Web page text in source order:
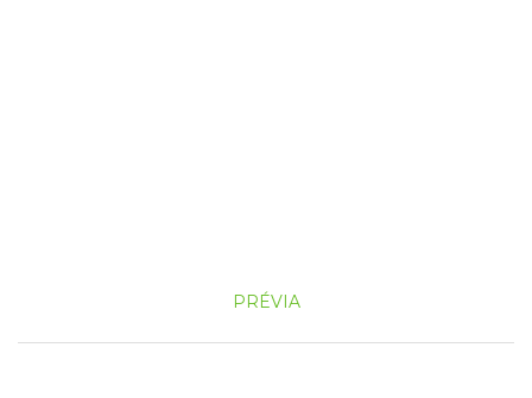
PRÉVIA